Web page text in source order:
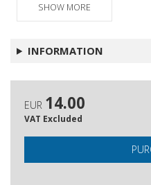
SHOW MORE
INFORMATION
EUR 14.00
VAT Excluded